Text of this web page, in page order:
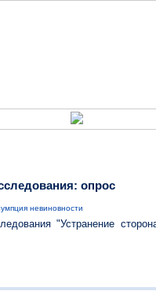
опрос
невиновности
"Устранение